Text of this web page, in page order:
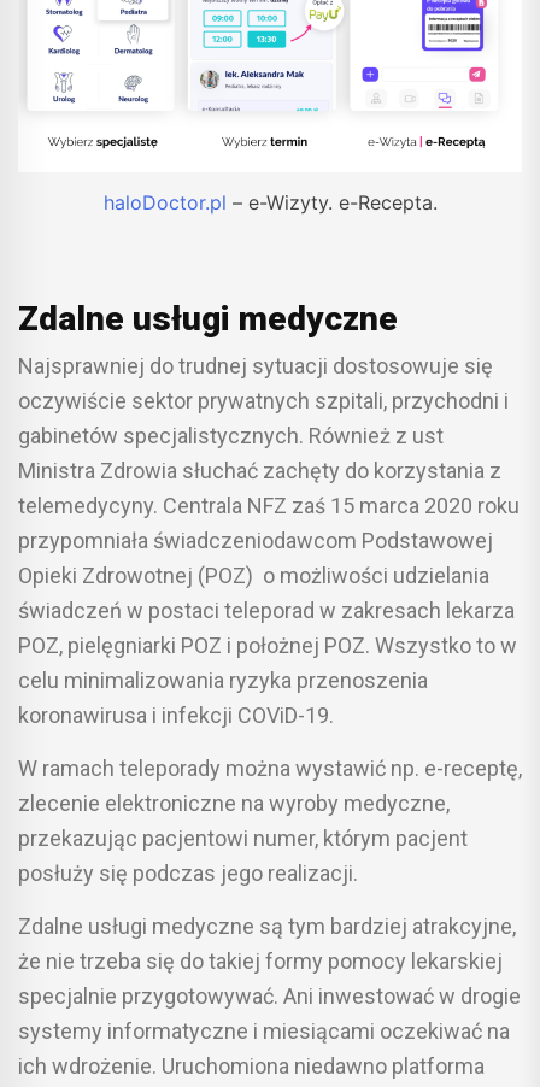
haloDoctor.pl – e-Wizyty. e-Recepta.
Zdalne usługi medyczne
Najsprawniej do trudnej sytuacji dostosowuje się
oczywiście sektor prywatnych szpitali, przychodni i
gabinetów specjalistycznych. Również z ust
Ministra Zdrowia słuchać zachęty do korzystania z
telemedycyny. Centrala NFZ zaś 15 marca 2020 roku
przypomniała świadczeniodawcom Podstawowej
Opieki Zdrowotnej (POZ) o możliwości udzielania
świadczeń w postaci teleporad w zakresach lekarza
POZ, pielęgniarki POZ i położnej POZ. Wszystko to w
celu minimalizowania ryzyka przenoszenia
koronawirusa i infekcji COViD-19.
W ramach teleporady można wystawić np. e-receptę,
zlecenie elektroniczne na wyroby medyczne,
przekazując pacjentowi numer, którym pacjent
posłuży się podczas jego realizacji.
Zdalne usługi medyczne są tym bardziej atrakcyjne,
że nie trzeba się do takiej formy pomocy lekarskiej
specjalnie przygotowywać. Ani inwestować w drogie
systemy informatyczne i miesiącami oczekiwać na
ich wdrożenie. Uruchomiona niedawno platforma